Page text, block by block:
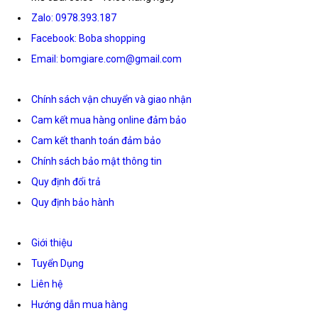
Zalo: 0978.393.187
Facebook: Boba shopping
Email: bomgiare.com@gmail.com
Chính sách vận chuyển và giao nhận
Cam kết mua hàng online đảm bảo
Cam kết thanh toán đảm bảo
Chính sách bảo mật thông tin
Quy định đổi trả
Quy định bảo hành
Giới thiệu
Tuyển Dụng
Liên hệ
Hướng dẫn mua hàng